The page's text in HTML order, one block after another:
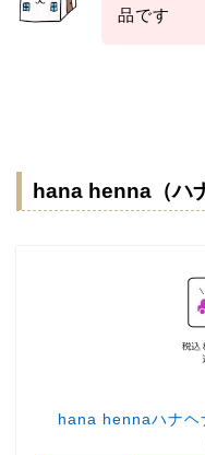
品です
hana henna（ハ
hana hennaハナヘ